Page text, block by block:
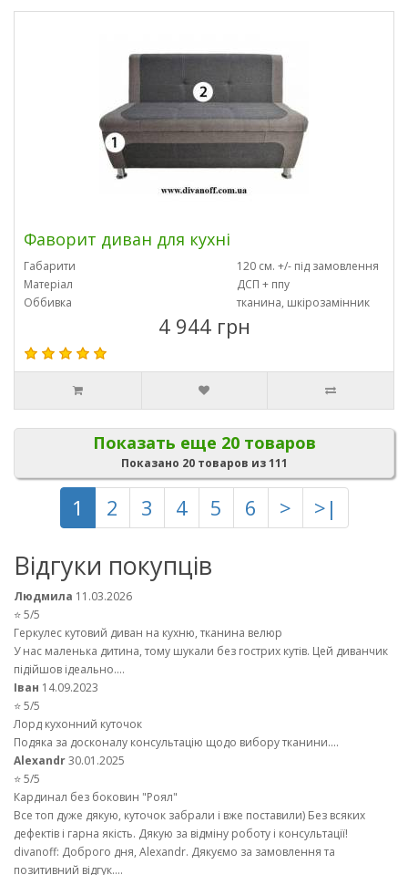
Фаворит диван для кухні
Габарити
120 см. +/- під замовлення
Матеріал
ДСП + ппу
Оббивка
тканина, шкірозамінник
4 944 грн
Показать еще 20 товаров
Показано 20 товаров из 111
1 2 3 4 5 6 > >|
Відгуки покупців
Людмила 11.03.2026
⭐ 5/5
Геркулес кутовий диван на кухню, тканина велюр
У нас маленька дитина, тому шукали без гострих кутів. Цей диванчик
підійшов ідеально....
Іван 14.09.2023
⭐ 5/5
Лорд кухонний куточок
Подяка за досконалу консультацію щодо вибору тканини....
Alexandr30.01.2025
⭐ 5/5
Кардинал без боковин "Роял"
Все топ дуже дякую, куточок забрали і вже поставили) Без всяких
дефектів і гарна якість. Дякую за відміну роботу і консультації!
divanoff: Доброго дня, Alexandr. Дякуємо за замовлення та
позитивний відгук....